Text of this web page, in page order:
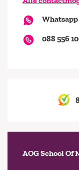
Whatsapp
088 556
AOG School Of